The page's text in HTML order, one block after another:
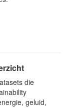
die
geluid,